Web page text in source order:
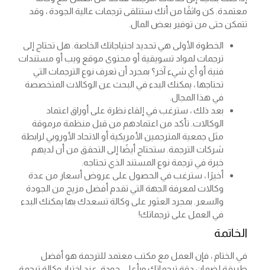
معتمدة. كن واثقًا من أنك ستتلقى ترجمات عالية الجودة ، وقد
تتمكن حتى من توفير بعض المال.
الخطوة الأولى هي تحديد احتياجاتك الخاصة. هل تحتاج إلى
ترجمات لمواد تسويقية أو محتوى موقع ويب أو مستندات
فنية أو أي شيء آخر؟ بمجرد أن تعرف نوع الترجمات التي
تحتاجها ، يمكنك البدء في البحث عن الوكالات المتخصصة
في هذا المجال.
بعد ذلك ، سترغب في إلقاء نظرة على أوراق اعتماد
الوكالات. تأكد من اعتمادهم من قبل منظمة مرموقة
مثل جمعية المترجمين الأمريكية أو الاتحاد الأوروبي لرابطة
شركات الترجمة. ستحتاج أيضًا إلى التحقق من أن لديهم
خبرة في ترجمة نوع المستند الذي تحتاجه.
أخيرًا ، سترغب في الحصول على عروض أسعار من عدة
وكالات لمعرفة الجهة التي تقدم أفضل مزيج من الجودة
والسعر. بمجرد العثور على وكالة تسعدك بها يمكنك البدء
في العمل على ترجماتك!
الخاتمة
في الختام ، فإن العمل مع مكتب معتمد للترجمة هو أفضل